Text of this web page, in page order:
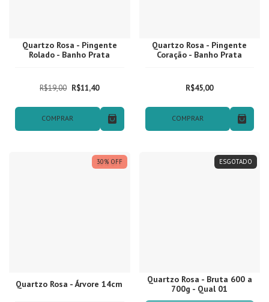
Quartzo Rosa - Pingente
Rolado - Banho Prata
R$19,00 R$11,40
COMPRAR
Quartzo Rosa - Pingente
Coração - Banho Prata
R$45,00
COMPRAR
30% OFF
Quartzo Rosa - Árvore 14cm
ESGOTADO
Quartzo Rosa - Bruta 600 a
700g - Qual 01